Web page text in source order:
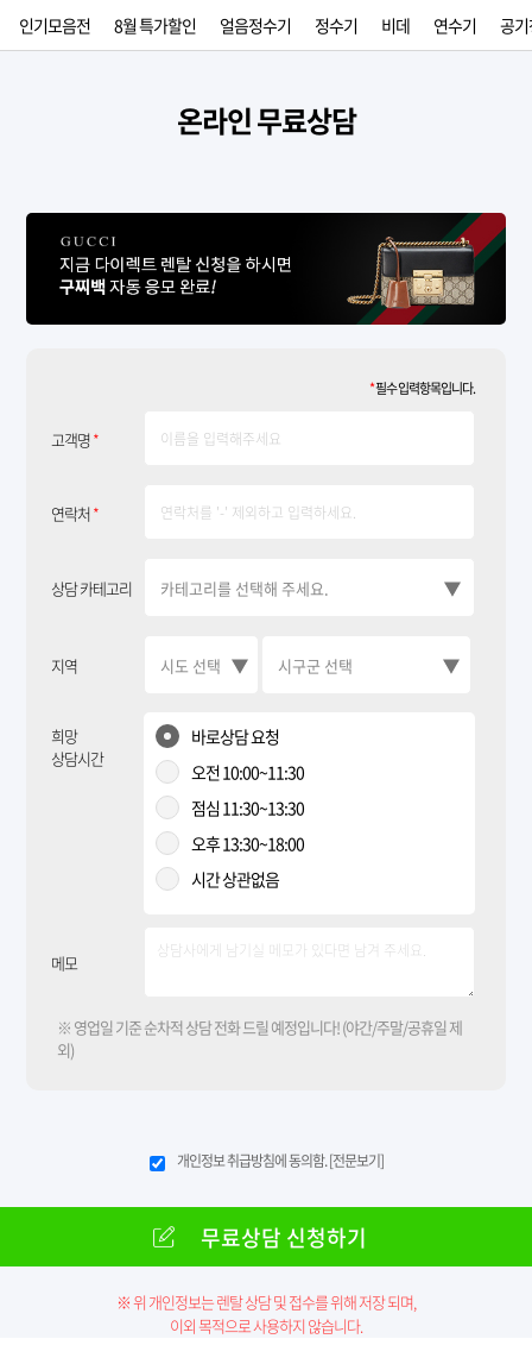
인기모음전 8월 특가할인 얼음정수기 정수기 비데 연수기 공
온라인 무료상담
*필수 입력항목입니다.
고객명*
연락처*
상담 카테고리
지역
희망
상담시간
바로상담 요청
오전 10:00~11:30
점심 11:30~13:30
오후 13:30~18:00
시간 상관없음
메모
※ 영업일 기준 순차적 상담 전화 드릴 예정입니다! (야간/주말/공휴일 제
외)
개인정보 취급방침에 동의함.[전문보기]
무료상담 신청하기
※ 위 개인정보는 렌탈 상담 및 접수를 위해 저장 되며,
이외 목적으로 사용하지 않습니다.